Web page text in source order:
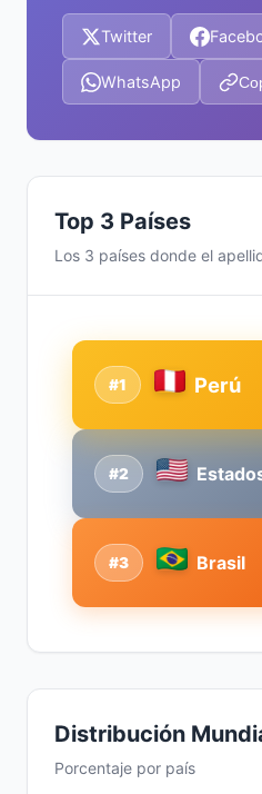
Twitter
WhatsApp
Top 3 Países
Los 3 países donde el
#2
#1 Perú
#3 Brasil
Distribución
Porcentaje por país